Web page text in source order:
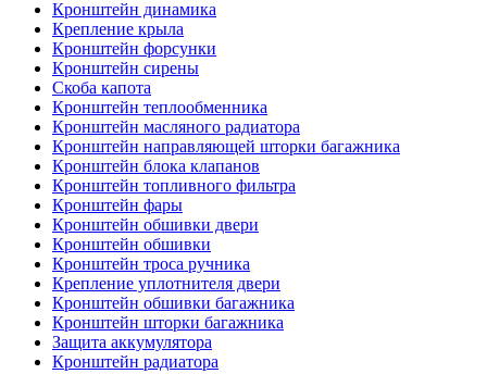
Кронштейн динамика
Крепление крыла
Кронштейн форсунки
Кронштейн сирены
Скоба капота
Кронштейн теплообменника
Кронштейн масляного радиатора
Кронштейн направляющей шторки багажника
Кронштейн блока клапанов
Кронштейн топливного фильтра
Кронштейн фары
Кронштейн обшивки двери
Кронштейн обшивки
Кронштейн троса ручника
Крепление уплотнителя двери
Кронштейн обшивки багажника
Кронштейн шторки багажника
Защита аккумулятора
Кронштейн радиатора